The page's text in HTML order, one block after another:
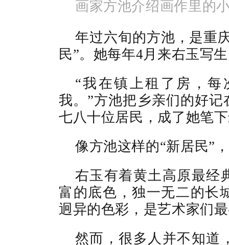
画家方池介绍画作里的
年过六旬的方池，是重
民”。她每年4月来右玉写
“我在镇上租了房，
我。”方池把乡亲们的好
七八十位居民，成了她笔
像方池这样的“新居民”
右玉有着黄土高原最经
富的底色，独一无二的长
迥异的色彩，是艺术家们
然而，很多人并不知道